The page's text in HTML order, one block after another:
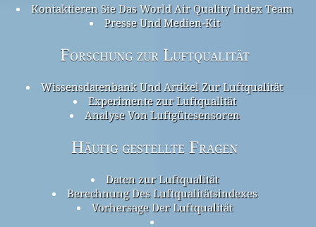
Kontaktieren Sie Das World Air Quality Index Team
Presse Und Medien-Kit
Forschung zur Luftqualität
Wissensdatenbank Und Artikel Zur Luftqualität
Experimente zur Luftqualität
Analyse Von Luftgütesensoren
Häufig gestellte Fragen
Daten zur Luftqualität
Berechnung Des Luftqualitätsindexes
Vorhersage Der Luftqualität